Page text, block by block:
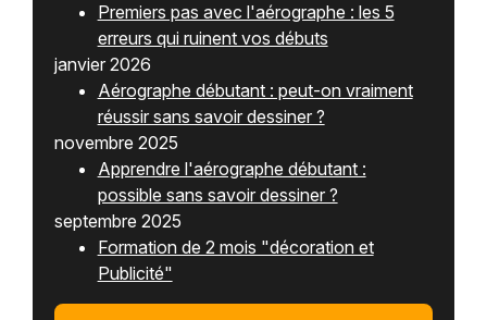
Premiers pas avec l'aérographe : les 5
erreurs qui ruinent vos débuts
janvier 2026
Aérographe débutant : peut-on vraiment
réussir sans savoir dessiner ?
novembre 2025
Apprendre l'aérographe débutant :
possible sans savoir dessiner ?
septembre 2025
Formation de 2 mois "décoration et
Publicité"